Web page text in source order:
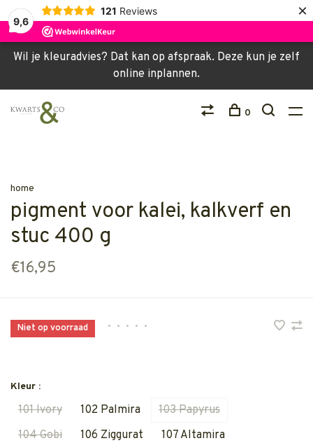
9,6
121 Reviews ×
Wil je kleuradvies? Dat kan op afspraak. Deze kun je zelf
online inplannen.
0
home
pigment voor kalei, kalkverf en
stuc 400 g
€16,95
Niet op voorraad • • • • •
Kleur :
101 Ivory 102 Palmira
103 Papyrus
104 Gobi
106 Ziggurat
107 Altamira